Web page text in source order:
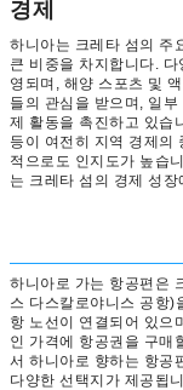
경제
하니아는 크레타 섬의 주
큰 비중을 차지합니다.
영되며, 해양 스포츠 및
들의 관심을 받으며, 일
제 활동을 촉진하고 있습
등이 여전히 지역 경제의
적으로도 인지도가 높습
는 크레타 섬의 경제 성
하니아로 가는 항공편은
스 다스칼로야니스 공항)
항 노선이 연결되어 있으
인 가격에 항공권을 구매
서 하니아로 향하는 항공
다양한 선택지가 제공됩